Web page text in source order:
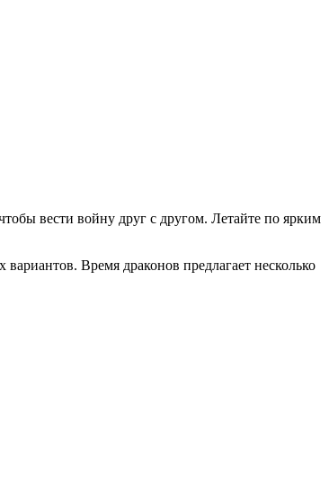
вести войну друг с другом. Летайте по ярким
Время драконов предлагает несколько